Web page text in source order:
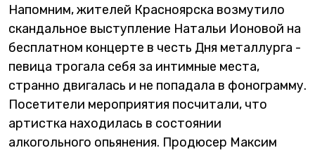
Напомним, жителей Красноярска возмутило
скандальное выступление Натальи Ионовой на
бесплатном концерте в честь Дня металлурга -
певица трогала себя за интимные места,
странно двигалась и не попадала в фонограмму.
Посетители мероприятия посчитали, что
артистка находилась в состоянии
алкогольного опьянения. Продюсер Максим